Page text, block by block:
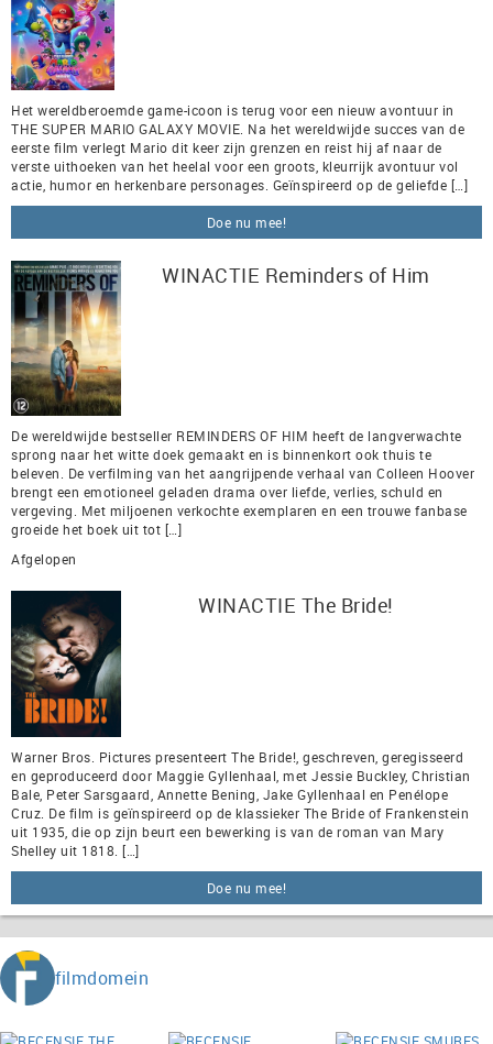
Het wereldberoemde game-icoon is terug voor een nieuw avontuur in
THE SUPER MARIO GALAXY MOVIE. Na het wereldwijde succes van de
eerste film verlegt Mario dit keer zijn grenzen en reist hij af naar de
verste uithoeken van het heelal voor een groots, kleurrijk avontuur vol
actie, humor en herkenbare personages. Geïnspireerd op de geliefde […]
Doe nu mee!
WINACTIE Reminders of Him
De wereldwijde bestseller REMINDERS OF HIM heeft de langverwachte
sprong naar het witte doek gemaakt en is binnenkort ook thuis te
beleven. De verfilming van het aangrijpende verhaal van Colleen Hoover
brengt een emotioneel geladen drama over liefde, verlies, schuld en
vergeving. Met miljoenen verkochte exemplaren en een trouwe fanbase
groeide het boek uit tot […]
Afgelopen
WINACTIE The Bride!
Warner Bros. Pictures presenteert The Bride!, geschreven, geregisseerd
en geproduceerd door Maggie Gyllenhaal, met Jessie Buckley, Christian
Bale, Peter Sarsgaard, Annette Bening, Jake Gyllenhaal en Penélope
Cruz. De film is geïnspireerd op de klassieker The Bride of Frankenstein
uit 1935, die op zijn beurt een bewerking is van de roman van Mary
Shelley uit 1818. […]
Doe nu mee!
filmdomein